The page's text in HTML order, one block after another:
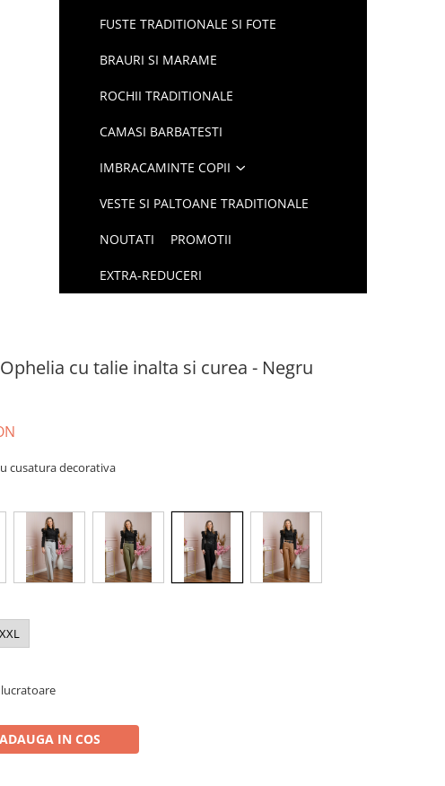
FUSTE TRADITIONALE SI FOTE
BRAURI SI MARAME
ROCHII TRADITIONALE
CAMASI BARBATESTI
IMBRACAMINTE COPII
VESTE SI PALTOANE TRADITIONALE
NOUTATI PROMOTII
EXTRA-REDUCERI
cu talie inalta si curea - Negru
cusatura decorativa
XXL
lucratoare
ADAUGA IN COS